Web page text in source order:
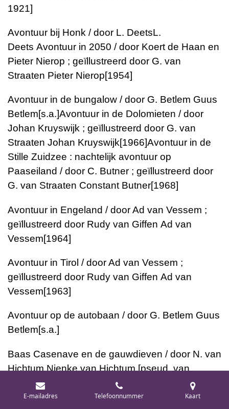
1921]
Avontuur bij Honk / door L. DeetsL.
Deets Avontuur in 2050 / door Koert de Haan en
Pieter Nierop ; geïllustreerd door G. van
Straaten Pieter Nierop[1954]
Avontuur in de bungalow / door G. Betlem Guus
Betlem[s.a.]Avontuur in de Dolomieten / door
Johan Kruyswijk ; geïllustreerd door G. van
Straaten Johan Kruyswijk[1966]Avontuur in de
Stille Zuidzee : nachtelijk avontuur op
Paaseiland / door C. Butner ; geïllustreerd door
G. van Straaten Constant Butner[1968]
Avontuur in Engeland / door Ad van Vessem ;
geïllustreerd door Rudy van Giffen Ad van
Vessem[1964]
Avontuur in Tirol / door Ad van Vessem ;
geïllustreerd door Rudy van Giffen Ad van
Vessem[1963]
Avontuur op de autobaan / door G. Betlem Guus
Betlem[s.a.]
Baas Casenave en de gauwdieven / door N. van
HichtumNienke van Hichtum [pseud. van
Sjoukje Troelstra-Bokma de Boer]
E-mailadres Telefoonnummer Kaart